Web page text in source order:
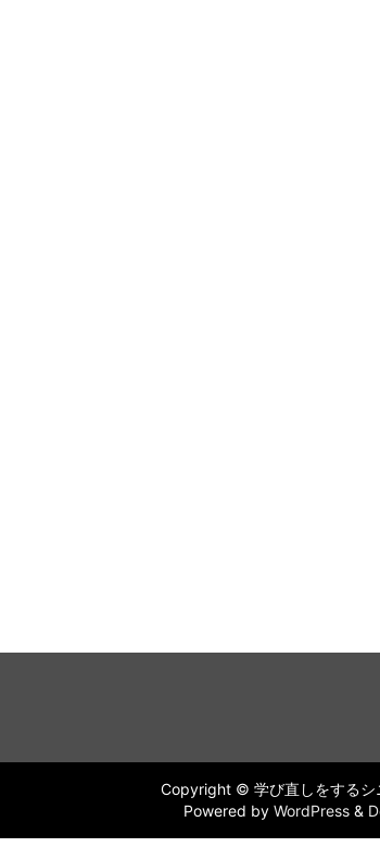
Copyright © 学び直しをするシ
Powered by WordPress &